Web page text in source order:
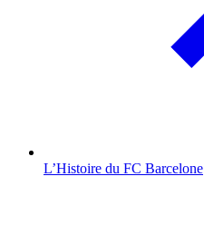
L’Histoire du FC Barcelone